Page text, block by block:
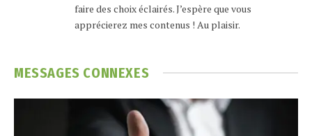
faire des choix éclairés. J’espère que vous
apprécierez mes contenus ! Au plaisir.
MESSAGES CONNEXES